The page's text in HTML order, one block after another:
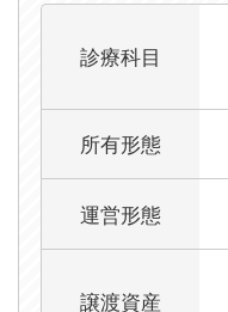
診療科目
所有形態
運営形態
譲渡資産